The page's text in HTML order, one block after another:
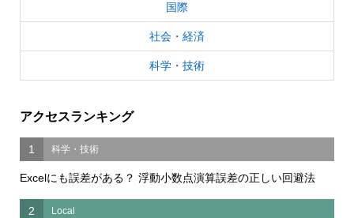
国際
社会・経済
科学・技術
アクセスランキング
1 科学・技術
Excelにも誤差がある？ 浮動小数点演算誤差の正しい回避法
2 Local